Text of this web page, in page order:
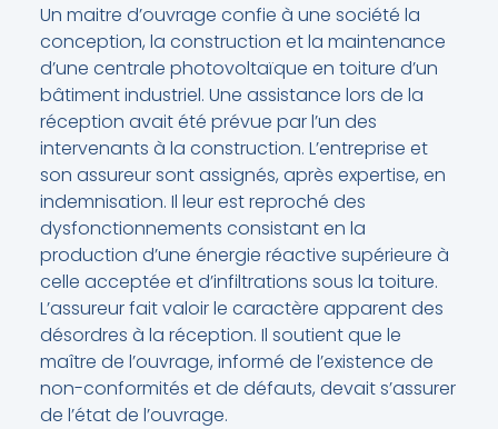
Un maitre d’ouvrage confie à une société la
conception, la construction et la maintenance
d’une centrale photovoltaïque en toiture d’un
bâtiment industriel. Une assistance lors de la
réception avait été prévue par l’un des
intervenants à la construction. L’entreprise et
son assureur sont assignés, après expertise, en
indemnisation. Il leur est reproché des
dysfonctionnements consistant en la
production d’une énergie réactive supérieure à
celle acceptée et d’infiltrations sous la toiture.
L’assureur fait valoir le caractère apparent des
désordres à la réception. Il soutient que le
maître de l’ouvrage, informé de l’existence de
non-conformités et de défauts, devait s’assurer
de l’état de l’ouvrage.